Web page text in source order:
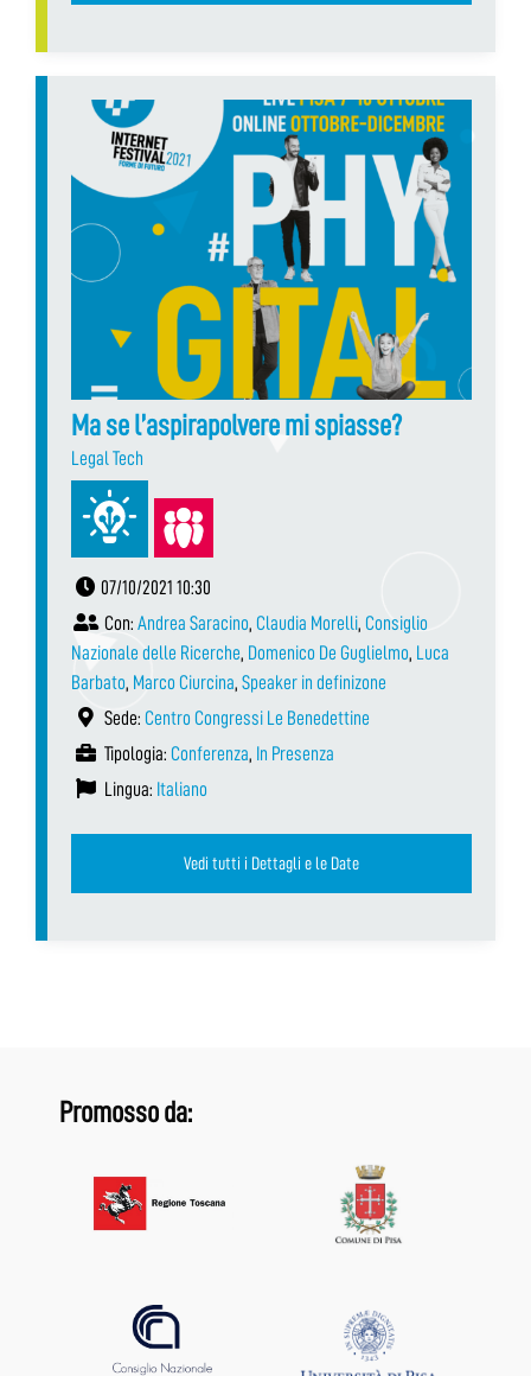
Ma se l’aspirapolvere mi spiasse?
Legal Tech
07/10/2021 10:30
Con: Andrea Saracino, Claudia Morelli, Consiglio
Nazionale delle Ricerche, Domenico De Guglielmo, Luca
Barbato, Marco Ciurcina, Speaker in definizone
Sede: Centro Congressi Le Benedettine
Tipologia: Conferenza, In Presenza
Lingua: Italiano
Vedi tutti i Dettagli e le Date
Promosso da: